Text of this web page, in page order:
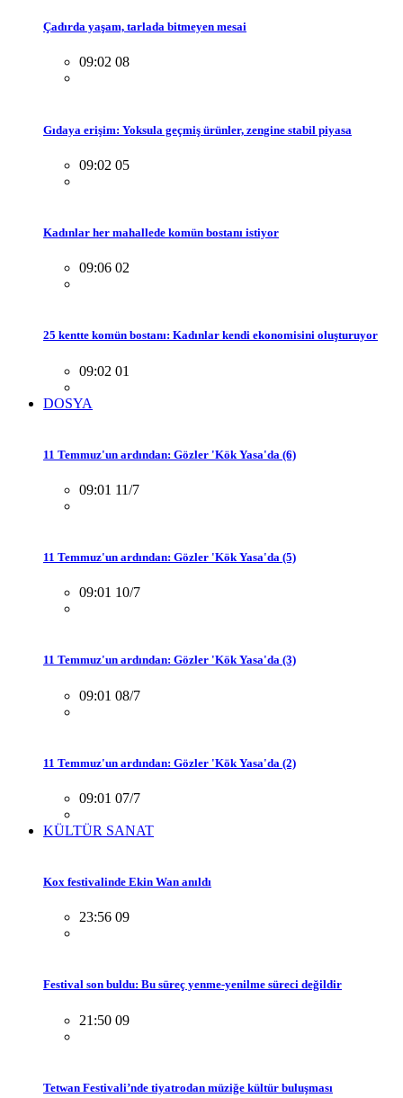
Çadırda yaşam, tarlada bitmeyen mesai
09:02 08
Gıdaya erişim: Yoksula geçmiş ürünler, zengine stabil piyasa
09:02 05
Kadınlar her mahallede komün bostanı istiyor
09:06 02
25 kentte komün bostanı: Kadınlar kendi ekonomisini oluşturuyor
09:02 01
DOSYA
11 Temmuz'un ardından: Gözler 'Kök Yasa'da (6)
09:01 11/7
11 Temmuz'un ardından: Gözler 'Kök Yasa'da (5)
09:01 10/7
11 Temmuz'un ardından: Gözler 'Kök Yasa'da (3)
09:01 08/7
11 Temmuz'un ardından: Gözler 'Kök Yasa'da (2)
09:01 07/7
KÜLTÜR SANAT
Kox festivalinde Ekin Wan anıldı
23:56 09
Festival son buldu: Bu süreç yenme-yenilme süreci değildir
21:50 09
Tetwan Festivali’nde tiyatrodan müziğe kültür buluşması